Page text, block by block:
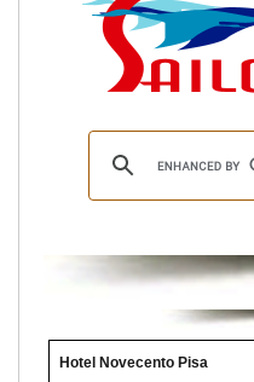
Hotel Novecento Pisa